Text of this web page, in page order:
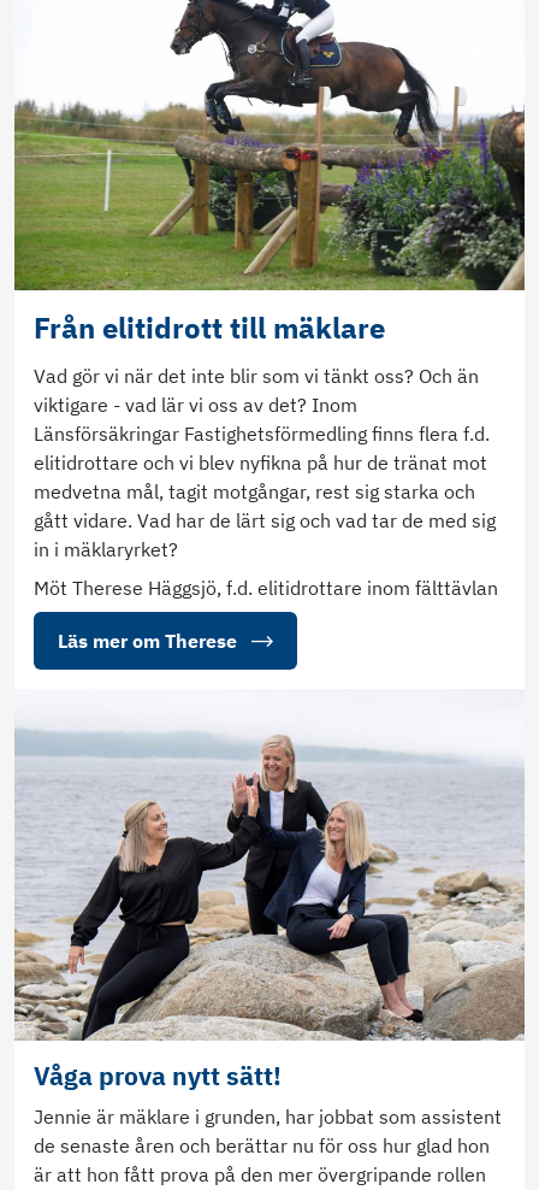
Från elitidrott till mäklare
Vad gör vi när det inte blir som vi tänkt oss? Och än
viktigare - vad lär vi oss av det? Inom
Länsförsäkringar Fastighetsförmedling finns flera f.d.
elitidrottare och vi blev nyfikna på hur de tränat mot
medvetna mål, tagit motgångar, rest sig starka och
gått vidare. Vad har de lärt sig och vad tar de med sig
in i mäklaryrket?
Möt Therese Häggsjö, f.d. elitidrottare inom fälttävlan
Läs mer om Therese
Våga prova nytt sätt!
Jennie är mäklare i grunden, har jobbat som assistent
de senaste åren och berättar nu för oss hur glad hon
är att hon fått prova på den mer övergripande rollen